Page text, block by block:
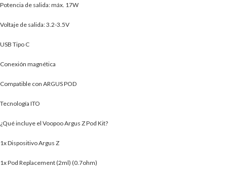
Potencia de salida: máx. 17W
Voltaje de salida: 3.2-3.5V
USB Tipo C
Conexión magnética
Compatible con ARGUS POD
Tecnología ITO
¿Qué incluye el Voopoo Argus Z Pod Kit?
1x Dispositivo Argus Z
1x Pod Replacement (2ml) (0.7ohm)